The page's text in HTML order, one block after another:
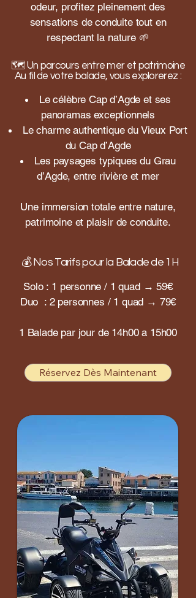
odeur, profitez pleinement des
sensations de conduite tout en
respectant la nature 🌱
🗺️ Un parcours entre mer et patrimoine
Au fil de votre balade, vous explorerez :
Le célèbre Cap d’Agde et ses
panoramas exceptionnels
Le charme authentique du Vieux Port
du Cap d’Agde
Les paysages typiques du Grau
d’Agde, entre rivière et mer
Une immersion totale entre nature,
patrimoine et plaisir de conduite.
💰 Nos Tarifs pour la Balade de 1H
Solo : 1 personne / 1 quad → 59€
Duo : 2 personnes / 1 quad → 79€
1 Balade par jour de 14h00 a 15h00
Réservez Dès Maintenant